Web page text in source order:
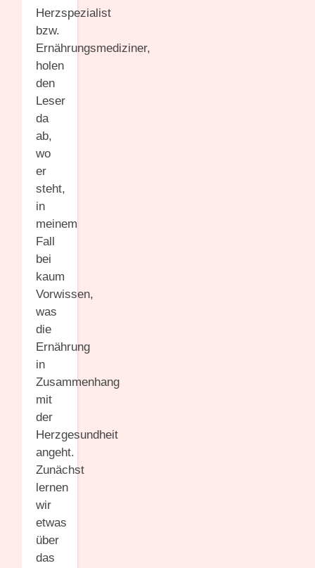
Herzspezialist
bzw.
Ernährungsmediziner,
holen
den
Leser
da
ab,
wo
er
steht,
in
meinem
Fall
bei
kaum
Vorwissen,
was
die
Ernährung
in
Zusammenhang
mit
der
Herzgesundheit
angeht.
Zunächst
lernen
wir
etwas
über
das